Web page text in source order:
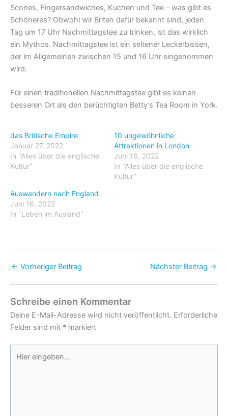
Scones, Fingersandwiches, Kuchen und Tee – was gibt es
Schöneres? Obwohl wir Briten dafür bekannt sind, jeden
Tag um 17 Uhr Nachmittagstee zu trinken, ist das wirklich
ein Mythos. Nachmittagstee ist ein seltener Leckerbissen,
der im Allgemeinen zwischen 15 und 16 Uhr eingenommen
wird.
Für einen traditionellen Nachmittagstee gibt es keinen
besseren Ort als den berüchtigten Betty’s Tea Room in York.
das Britische Empire
Januar 27, 2022
In "Alles über die englische
Kultur"
10 ungewöhnliche
Attraktionen in London
Juni 16, 2022
In "Alles über die englische
Kultur"
Auswandern nach England
Juni 16, 2022
In "Leben im Ausland"
← Vorheriger Beitrag Nächster Beitrag →
Schreibe einen Kommentar
Deine E-Mail-Adresse wird nicht veröffentlicht. Erforderliche
Felder sind mit * markiert
eingeben…